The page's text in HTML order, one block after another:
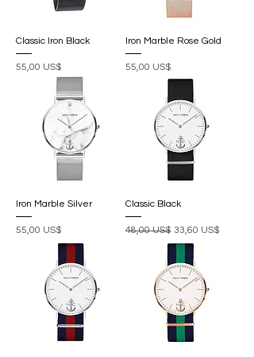
Classic Iron Black
Precio
55,00 US$
Iron Marble Rose Gold
Precio
55,00 US$
Iron Marble Silver
Precio
55,00 US$
Classic Black
Precio
48,00 US$ Precio de oferta
33,60 US$